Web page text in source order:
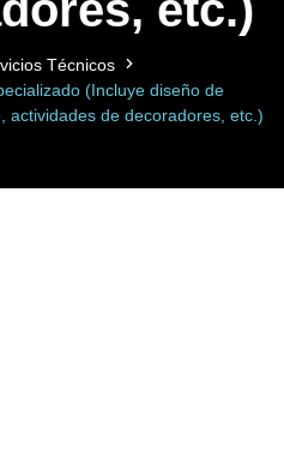
Técnicos
(Incluye diseño de
actividades de decoradores, etc.)